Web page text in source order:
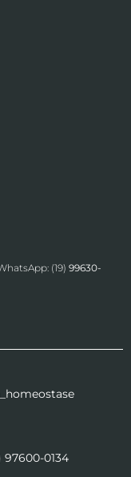
(19) 99630-
97600-0134